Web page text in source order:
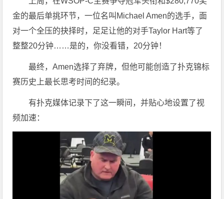
金的最后单挑环节，一位名叫Michael Amen的选手，面
对一个全压的抉择时，足足让他的对手Taylor Hart等了
整整20分钟……是的，你没看错，20分钟！
最终，Amen选择了弃牌，但他可能创造了扑克锦标
赛历史上最长思考时间的纪录。
有扑克媒体记录下了这一瞬间，并贴心地设置了视
频加速：